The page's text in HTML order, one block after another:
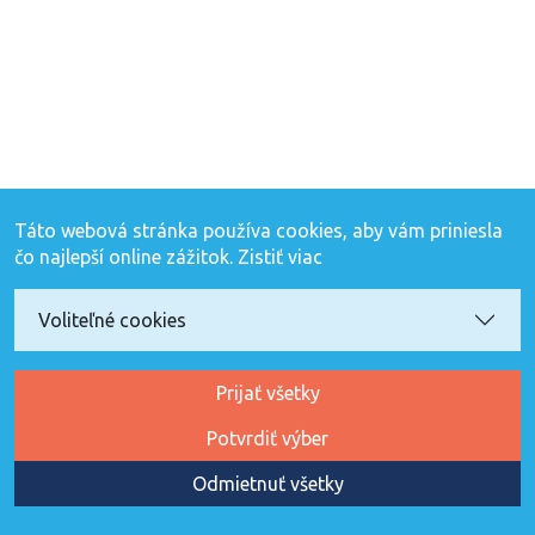
Táto webová stránka používa cookies, aby vám priniesla
čo najlepší online zážitok. Zistiť viac
Voliteľné cookies
Prijať všetky
Potvrdiť výber
Odmietnuť všetky